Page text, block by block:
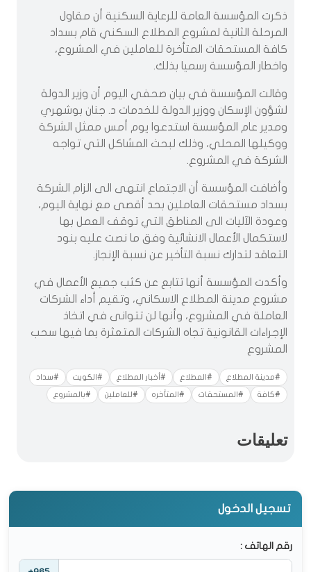
ذكرت المؤسسة العامة للرعاية السكنية أن مقاول
المرحلة الثانية لمشروع المطلاع السكني قام بسداد
كافة المستحقات المتأخرة للعاملين في المشروع،
واخطار المؤسسة رسميا بذلك.
وقالت المؤسسة في بيان صحفي اليوم أن وزير الدولة
لشؤون الإسكان ووزير الدولة للخدمات د. جنان بوشهري
ومدير عام المؤسسة استدعوا يوم أمس ممثل الشركة
ووكيلها المحلي، وذلك لبحث المشاكل التي تواجه
الشركة في المشروع.
وأضافت المؤسسة أن الاجتماع انتهى الى الزام الشركة
بسداد مستحقات العاملين بحد أقصى مع نهاية اليوم،
وعودة الآليات الى المناطق التي توقف العمل بها
لاستكمال الأعمال الانشائية وفق ما نصت عليه بنود
التعاقد لتدارك نسبة التأخير عن نسبة الإنجاز.
وأكدت المؤسسة أنها تتابع عن كثب جميع الأعمال في
مشروع مدينة المطلاع الاسكاني، وتقيم أداء الشركات
العاملة في المشروع، وأنها لن تتوانى في اتخاذ
الإجراءات القانونية تجاه الشركات المتعثرة بما فيها سحب
المشروع
#مدينة المطلاع #المطلاع #أخبار المطلاع #الكويت #سداد
#كافة #المستحقات #المتأخره #للعاملين #بالمشروع
تعليقات
تسجيل الدخول
رقم الهاتف :